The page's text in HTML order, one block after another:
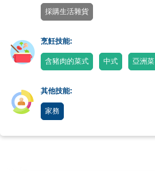
採購生活雜貨
烹飪技能:
含豬肉的菜式 中式 亞洲菜
其他技能:
家務